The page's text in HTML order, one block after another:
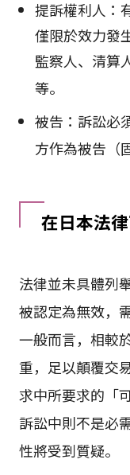
提訴權利人：
僅限於效力發
監察人、清算
等。
被告：訴訟必
方作為被告（
在日本法
法律並未具體列
被認定為無效，
一般而言，相較
重，足以顛覆交
求中所要求的「
訴訟中則不是必
性將受到質疑。